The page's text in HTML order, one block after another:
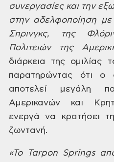
συνεργασίες και την
στην αδελφοποίηση
Σπρινγκς, της
Πολιτειών της
διάρκεια της ομιλίας
παρατηρώντας ότι ο
αποτελεί μεγάλη
Αμερικανών και
ενεργά να κρατήσει
ζωντανή.
«ΤοTarpon Springs